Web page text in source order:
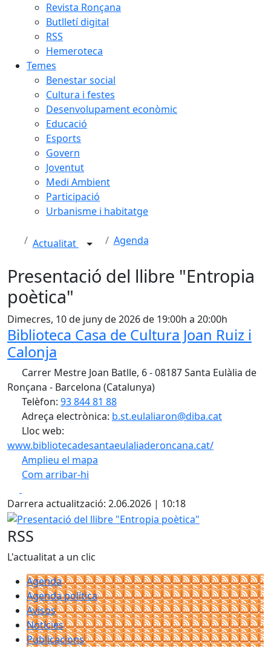
Revista Ronçana
Butlletí digital
RSS
Hemeroteca
Temes
Benestar social
Cultura i festes
Desenvolupament econòmic
Educació
Esports
Govern
Joventut
Medi Ambient
Participació
Urbanisme i habitatge
Actualitat Agenda
Presentació del llibre "Entropia
poètica"
Dimecres, 10 de juny de 2026 de 19:00h a 20:00h
Biblioteca Casa de Cultura Joan Ruiz i
Calonja
Carrer Mestre Joan Batlle, 6 - 08187 Santa Eulàlia de
Ronçana - Barcelona (Catalunya)
Telèfon: 93 844 81 88
Adreça electrònica: b.st.eulaliaron@diba.cat
Lloc web:
www.bibliotecadesantaeulaliaderoncana.cat/
Amplieu el mapa
Com arribar-hi
+
−
Darrera actualització: 2.06.2026 | 10:18
Presentació del llibre "Entropia poètica"
RSS
L'actualitat a un clic
Agenda
Agenda política
Avisos
Notícies
Publicacions